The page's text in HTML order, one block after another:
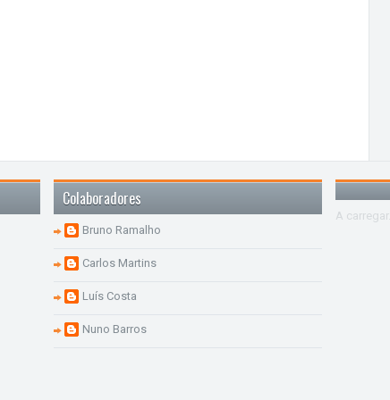
Colaboradores
Bruno Ramalho
Carlos Martins
Luís Costa
Nuno Barros
A carregar...